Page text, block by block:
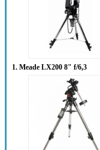
1. Meade LX200 8" f/6,3